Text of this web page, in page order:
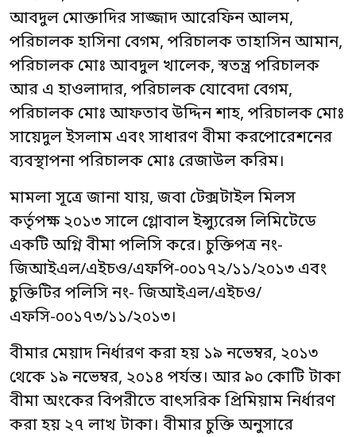
আবদুল মোক্তাদির সাজ্জাদ আরেফিন আলম,
পরিচালক হাসিনা বেগম, পরিচালক তাহাসিন আমান,
পরিচালক মোঃ আবদুল খালেক, স্বতন্ত্র পরিচালক
আর এ হাওলাদার, পরিচালক যোবেদা বেগম,
পরিচালক মোঃ আফতাব উদ্দিন শাহ, পরিচালক মোঃ
সায়েদুল ইসলাম এবং সাধারণ বীমা করপোরেশনের
ব্যবস্থাপনা পরিচালক মোঃ রেজাউল করিম।
মামলা সূত্রে জানা যায়, জবা টেক্সটাইল মিলস
কর্তৃপক্ষ ২০১৩ সালে গ্লোবাল ইন্স্যুরেন্স লিমিটেডে
একটি অগ্নি বীমা পলিসি করে। চুক্তিপত্র নং-
জিআইএল/এইচও/এফপি-০০১৭২/১১/২০১৩ এবং
চুক্তিটির পলিসি নং- জিআইএল/এইচও/
এফসি-০০১৭৩/১১/২০১৩।
বীমার মেয়াদ নির্ধারণ করা হয় ১৯ নভেম্বর, ২০১৩
থেকে ১৯ নভেম্বর, ২০১৪ পর্যন্ত। আর ৯০ কোটি টাকা
বীমা অংকের বিপরীতে বাৎসরিক প্রিমিয়াম নির্ধারণ
করা হয় ২৭ লাখ টাকা। বীমার চুক্তি অনুসারে